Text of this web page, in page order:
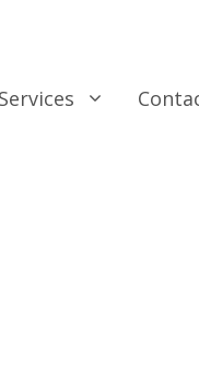
Services